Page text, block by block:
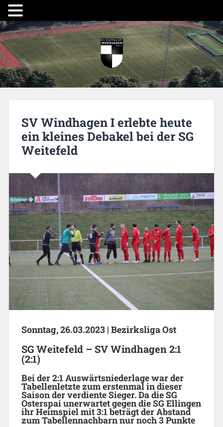
SV Windhagen I erlebte heute
ein kleines Debakel bei der SG
Weitefeld
Sonntag, 26.03.2023 | Bezirksliga Ost
SG Weitefeld – SV Windhagen 2:1
(2:1)
Bei der 2:1 Auswärtsniederlage war der
Tabellenletzte zum erstenmal in dieser
Saison der verdiente Sieger. Da die SG
Osterspai unerwartet gegen die SG Ellingen
ihr Heimspiel mit 3:1 beträgt der Abstand
zum Tabellennachbarn nur noch 3 Punkte